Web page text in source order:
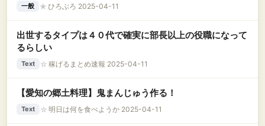
一般 ★ ひろぶろ 2025-04-11
出世するタイプは４０代で確実に部長以上の役職になって
るらしい
Text ☆ 稼げるまとめ速報 2025-04-11
【愛知の郷土料理】鬼まんじゅう作る！
Text ☆ 明日は何を食べようか 2025-04-11